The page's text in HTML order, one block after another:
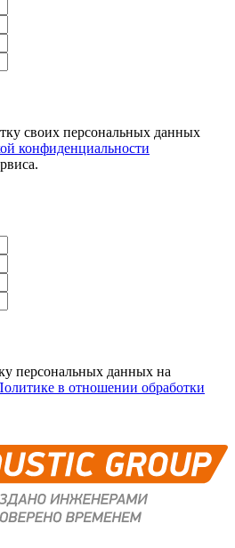
своих персональных данных
конфиденциальности
персональных данных на
в отношении обработки